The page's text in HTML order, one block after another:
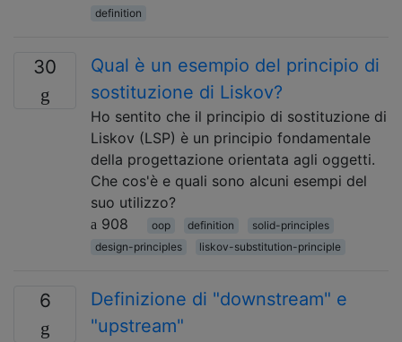
definition
30
Qual è un esempio del principio di
sostituzione di Liskov?
Ho sentito che il principio di sostituzione di
Liskov (LSP) è un principio fondamentale
della progettazione orientata agli oggetti.
Che cos'è e quali sono alcuni esempi del
suo utilizzo?
908
oop definition
solid-principles
design-principles
liskov-substitution-principle
6
Definizione di "downstream" e
"upstream"